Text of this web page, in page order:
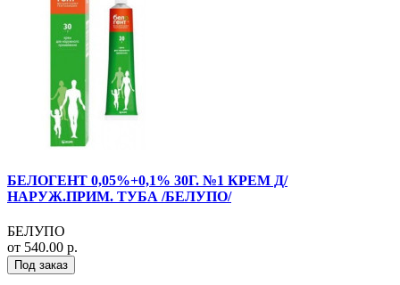
БЕЛОГЕНТ 0,05%+0,1% 30Г. №1 КРЕМ Д/
НАРУЖ.ПРИМ. ТУБА /БЕЛУПО/
БЕЛУПО
от 540.00 р.
Под заказ